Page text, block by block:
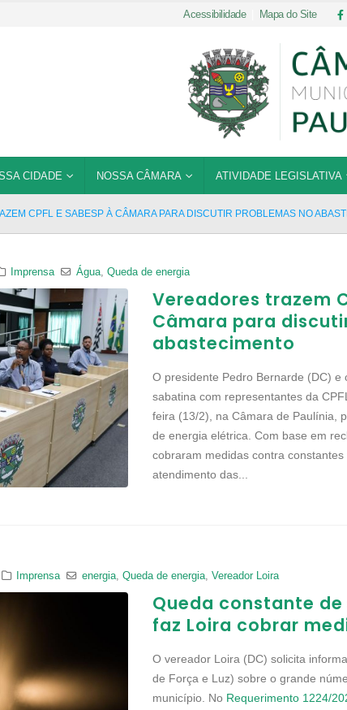
Acessibilidade| Mapa do Site
CIDADE NOSSA CÂMARA ATIVIDADE LEGISLATIVA
CPFL E SABESP À CÂMARA PARA DISCUTIR PROBLEMAS NO
Imprensa Água, Queda de energia
Vereadores trazem
Câmara para
abastecimento
O presidente Pedro Bernarde (DC)
sabatina com representantes da
feira (13/2), na Câmara de Paulínia,
de energia elétrica. Com base em
cobraram medidas contra
atendimento das...
Imprensa energia, Queda de energia, Vereador Loira
Queda constante
faz Loira cobrar
O vereador Loira (DC) solicita
de Força e Luz) sobre o grande
município. No Requerimento 1224/